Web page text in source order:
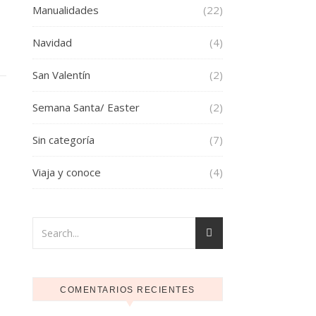
Manualidades (22)
Navidad (4)
San Valentín (2)
Semana Santa/ Easter (2)
Sin categoría (7)
Viaja y conoce (4)
COMENTARIOS RECIENTES